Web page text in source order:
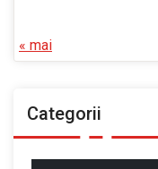
« mai
Categorii